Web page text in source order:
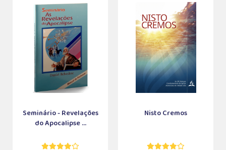
Seminário - Revelações
do Apocalipse ...
Nisto Cremos